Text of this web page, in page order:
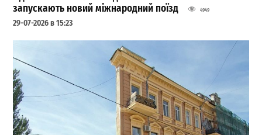
запускають новий міжнародний поїзд
4949
29-07-2026 в 15:23